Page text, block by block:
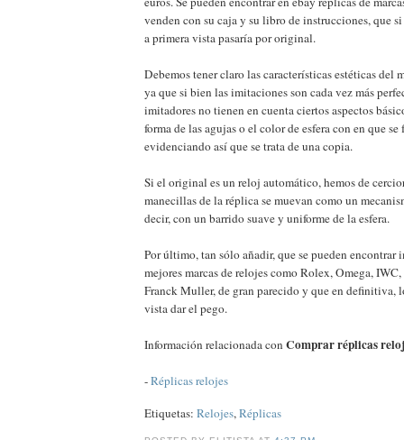
venden con su caja y su libro de instrucciones, que
a primera vista pasaría por original.
Debemos tener claro las características estéticas del
ya que si bien las imitaciones son cada vez más
imitadores no tienen en cuenta ciertos aspectos
forma de las agujas o el color de esfera con en que
evidenciando así que se trata de una copia.
Si el original es un reloj automático, hemos de
manecillas de la réplica se muevan como un
decir, con un barrido suave y uniforme de la esfera.
Por último, tan sólo añadir, que se pueden encontrar
mejores marcas de relojes como Rolex, Omega,
Franck Muller, de gran parecido y que en definitiva,
vista dar el pego.
Información relacionada con Comprar réplicas
-Réplicas relojes
Etiquetas: Relojes,Réplicas